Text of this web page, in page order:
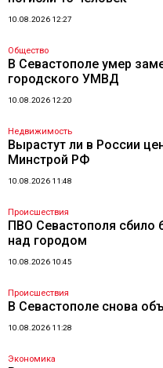
10.08.2026 12:27
Общество
В Севастополе умер
городского УМВД
10.08.2026 12:20
Недвижимость
Вырастут ли в России
Минстрой РФ
10.08.2026 11:48
Происшествия
ПВО Севастополя сбило
над городом
10.08.2026 10:45
Происшествия
В Севастополе снова
10.08.2026 11:28
Экономика